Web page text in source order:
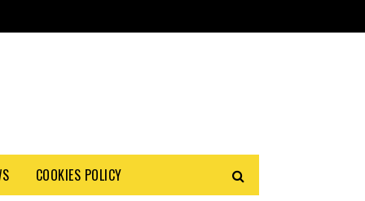
COOKIES POLICY